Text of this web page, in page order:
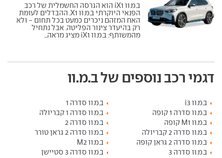
ב.מ.וו iX1 הוא הגרסה החשמלית של רכב
הפנאי היוקרתי ב.מ.וו X1. ההבדלים לעומת
האח המזהם ניכרים כמעט בכל תחום - ולא
רק בהיעדר צינור הפליטה. אבל נתחיל
מהמשותף: ב.מ.וו iX1 מציג מראה...
דגמי רכב נוספים של ב.מ.וו
ב.מ.וו i3
ב.מ.וו סדרה 1
ב.מ.וו סדרה 1 קופה
ב.מ.וו סדרה 1 קבריולה
ב.מ.וו M1 קופה
ב.מ.וו סדרה 2
ב.מ.וו סדרה 2 קבריולה
ב.מ.וו סדרה 2 גראן טורר
ב.מ.וו סדרה 2 גראן קופה
ב.מ.וו M2
ב.מ.וו סדרה 3
ב.מ.וו סדרה 3 סטיישן